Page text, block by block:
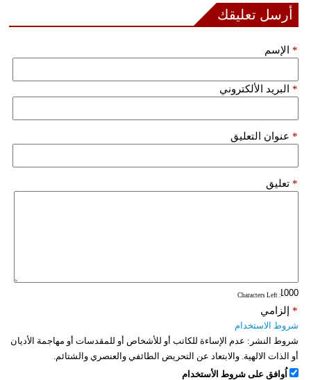
أرسل تعليقك
الإسم *
البريد الألكتروني *
عنوان التعليق *
تعليق *
: Characters Left
إلزامي *
شروط الاستخدام
شروط النشر: عدم الإساءة للكاتب أو للأشخاص أو للمقدسات أو مهاجمة الأديان
أو الذات الالهية. والابتعاد عن التحريض الطائفي والعنصري والشتائم.
اُوافق على شروط الأستخدام